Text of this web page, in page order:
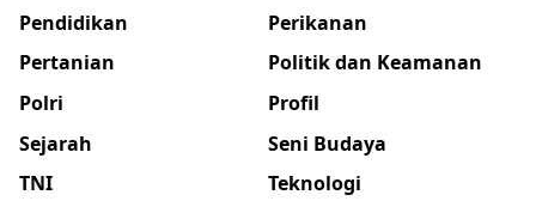
Pendidikan
Perikanan
Pertanian
Politik dan Keamanan
Polri
Profil
Sejarah
Seni Budaya
TNI
Teknologi